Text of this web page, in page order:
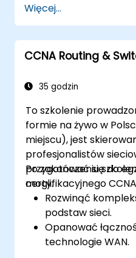
kosztach certyfikacji,
zaprojektowany, aby
osiąganiu ich celów
sieciową.
Więcej...
CCNA Routing &
35 godzin
To szkolenie
formie na żywo w
miejscu), jest
profesjonalistów
przygotować się do
certyfikacyjnego
Po zakończeniu
mogli:
Rozwinąć
podstaw sieci.
Opanować
technologie WAN.